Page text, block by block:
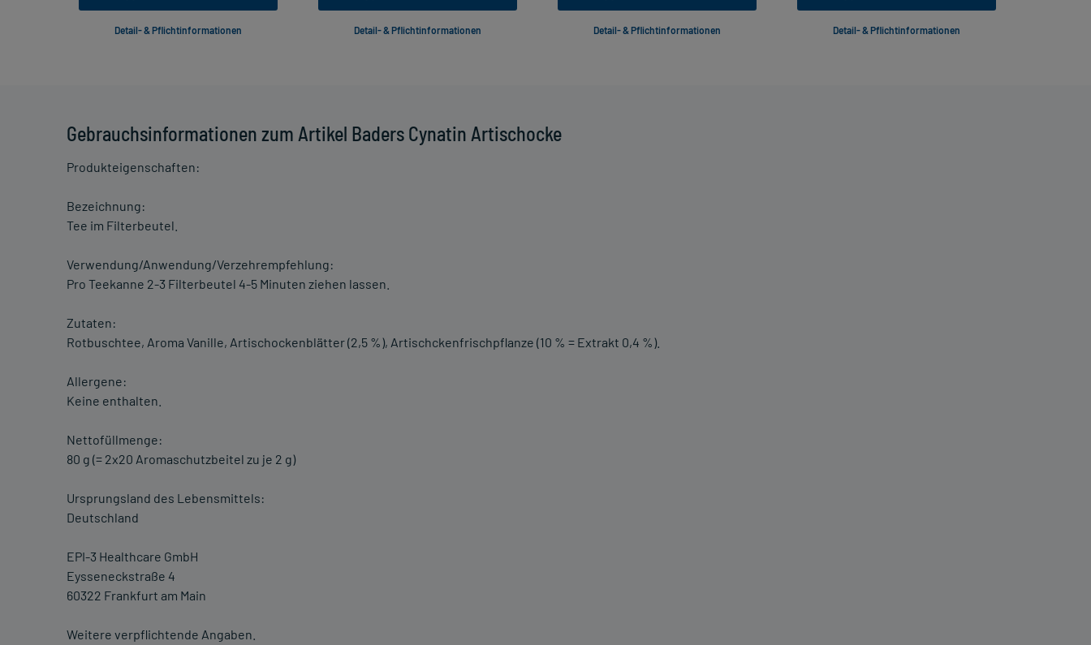
Gebrauchsinformationen zum Artikel Baders Cynatin Artischocke
Produkteigenschaften:
Bezeichnung:
Tee im Filterbeutel.
Verwendung/Anwendung/Verzehrempfehlung:
Pro Teekanne 2-3 Filterbeutel 4-5 Minuten ziehen lassen.
Zutaten:
Rotbuschtee, Aroma Vanille, Artischockenblätter (2,5 %), Artischckenfrischpflanze (10 % = Extrakt 0,4 %).
Allergene:
Keine enthalten.
Nettofüllmenge:
80 g (= 2x20 Aromaschutzbeitel zu je 2 g)
Ursprungsland des Lebensmittels:
Deutschland
EPI-3 Healthcare GmbH
Eysseneckstraße 4
60322 Frankfurt am Main
Weitere verpflichtende Angaben.
Detail- & Pflichtinformationen Detail- & Pflichtinformationen Detail- & Pflichtinformationen Detail- & Pflichtinformationen